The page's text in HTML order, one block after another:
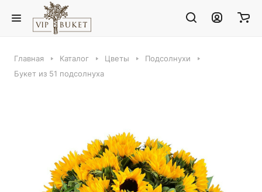
Главная Каталог Цветы
Подсолнухи
Букет из 51 подсолнуха